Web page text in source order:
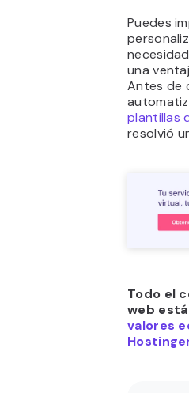
Puedes
una
Antes de
plantillas
resolvió
Todo el
web
valores